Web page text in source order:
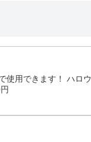
用できます！ ハロ